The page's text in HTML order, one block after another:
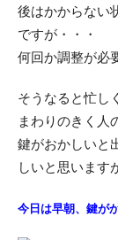
後はかからない
ですが・・・
何回か調整が必
そうなると忙し
まわりのきく人
鍵がおかしいと
しいと思います
今日は早朝、鍵が